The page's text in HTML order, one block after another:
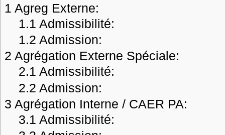
1 Agreg Externe:
1.1 Admissibilité:
1.2 Admission:
2 Agrégation Externe Spéciale:
2.1 Admissibilité:
2.2 Admission:
3 Agrégation Interne / CAER PA:
3.1 Admissibilité: